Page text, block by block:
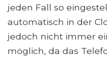
jeden Fall so
automatisch in der
jedoch nicht immer
möglich, da das